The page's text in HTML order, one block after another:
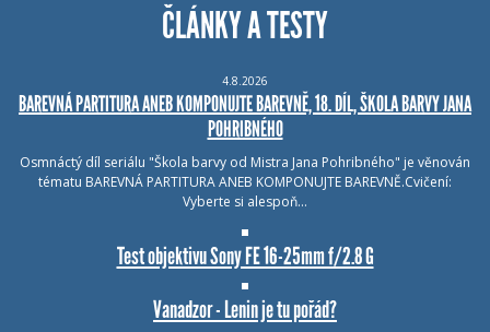
ČLÁNKY A TESTY
4.8.2026
BAREVNÁ PARTITURA ANEB KOMPONUJTE BAREVNĚ, 18. DÍL, ŠKOLA BARVY JANA
POHRIBNÉHO
Osmnáctý díl seriálu "Škola barvy od Mistra Jana Pohribného" je věnován
tématu BAREVNÁ PARTITURA ANEB KOMPONUJTE BAREVNĚ.Cvičení:
Vyberte si alespoň…
Test objektivu Sony FE 16-25mm f/2.8 G
Vanadzor - Lenin je tu pořád?